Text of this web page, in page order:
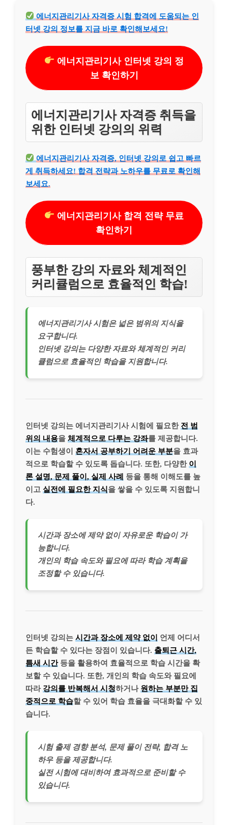
에너지관리기사 자격증 시험 합격에 도움되는 인
터넷 강의 정보를 지금 바로 확인해보세요!
에너지관리기사 인터넷 강의 정
보 확인하기
에너지관리기사 자격증 취득을
위한 인터넷 강의의 위력
에너지관리기사 자격증, 인터넷 강의로 쉽고 빠르
게 취득하세요! 합격 전략과 노하우를 무료로 확인해
보세요.
에너지관리기사 합격 전략 무료
확인하기
풍부한 강의 자료와 체계적인
커리큘럼으로 효율적인 학습!
에너지관리기사 시험은 넓은 범위의 지식을
요구합니다.
인터넷 강의는 다양한 자료와 체계적인 커리
큘럼으로 효율적인 학습을 지원합니다.
인터넷 강의는 에너지관리기사 시험에 필요한 전 범
위의 내용을 체계적으로 다루는 강좌를 제공합니다.
이는 수험생이 혼자서 공부하기 어려운 부분을 효과
적으로 학습할 수 있도록 돕습니다. 또한, 다양한 이
론 설명, 문제 풀이, 실제 사례
등을 통해 이해도를 높
이고 실전에 필요한 지식을 쌓을 수 있도록 지원합니
다.
시간과 장소에 제약 없이 자유로운 학습이 가
능합니다.
개인의 학습 속도와 필요에 따라 학습 계획을
조정할 수 있습니다.
인터넷 강의는 시간과 장소에 제약 없이
언제 어디서
든 학습할 수 있다는 장점이 있습니다. 출퇴근 시간,
틈새 시간등을 활용하여 효율적으로 학습 시간을 확
보할 수 있습니다. 또한, 개인의 학습 속도와 필요에
따라 강의를 반복해서 시청하거나 원하는 부분만 집
중적으로 학습할 수 있어 학습 효율을 극대화할 수 있
습니다.
시험 출제 경향 분석, 문제 풀이 전략, 합격 노
하우 등을 제공합니다.
실전 시험에 대비하여 효과적으로 준비할 수
있습니다.